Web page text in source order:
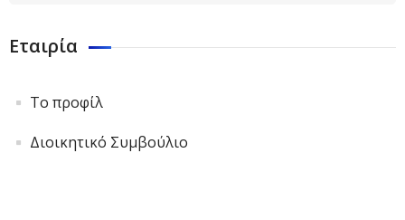
Εταιρία
Το προφίλ
Διοικητικό Συμβούλιο